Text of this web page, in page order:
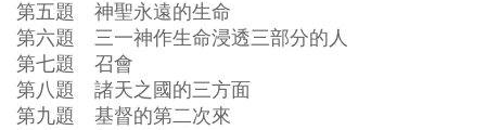
第五題 神聖永遠的生命
第六題 三一神作生命浸透三部分的人
第七題 召會
第八題 諸天之國的三方面
第九題 基督的第二次來